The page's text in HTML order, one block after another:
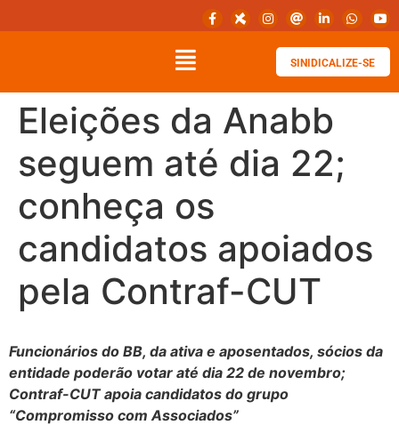
SINIDICALIZE-SE
Eleições da Anabb
seguem até dia 22;
conheça os
candidatos apoiados
pela Contraf-CUT
Funcionários do BB, da ativa e aposentados, sócios da
entidade poderão votar até dia 22 de novembro;
Contraf-CUT apoia candidatos do grupo
“Compromisso com Associados”